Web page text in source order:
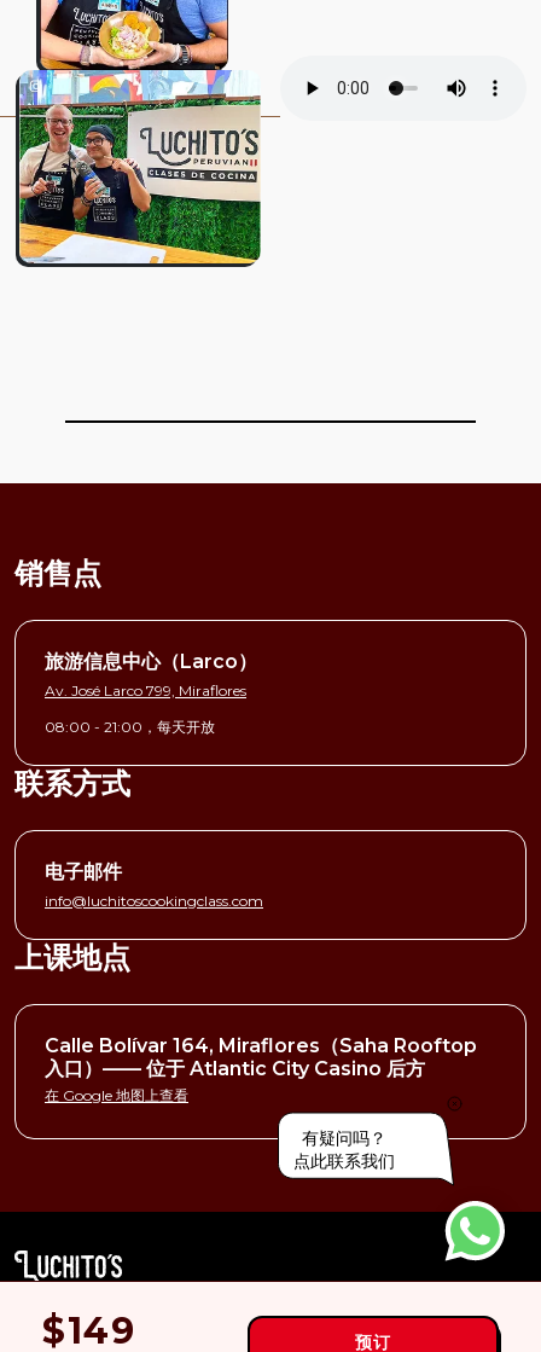
$149 预订
销售点
旅游信息中心（Larco）
Av. José Larco 799, Miraflores
08:00 - 21:00，每天开放
联系方式
电子邮件
info@luchitoscookingclass.com
上课地点
Calle Bolívar 164, Miraflores（Saha Rooftop
入口）—— 位于 Atlantic City Casino 后方
在 Google 地图上查看
有疑问吗？
点此联系我们